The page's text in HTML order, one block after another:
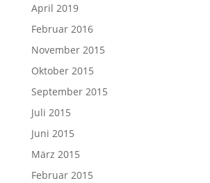
April 2019
Februar 2016
November 2015
Oktober 2015
September 2015
Juli 2015
Juni 2015
März 2015
Februar 2015